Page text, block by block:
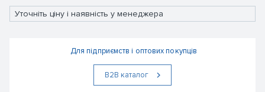
Уточніть ціну і наявність у менеджера
Для підприємств і оптових покупців
В2В каталог